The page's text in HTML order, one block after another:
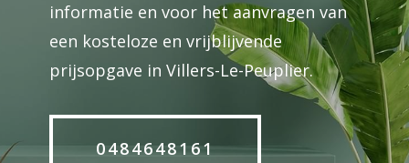
informatie en voor het aanvragen van
een kosteloze en vrijblijvende
prijsopgave in Villers-Le-Peuplier.
0484648161